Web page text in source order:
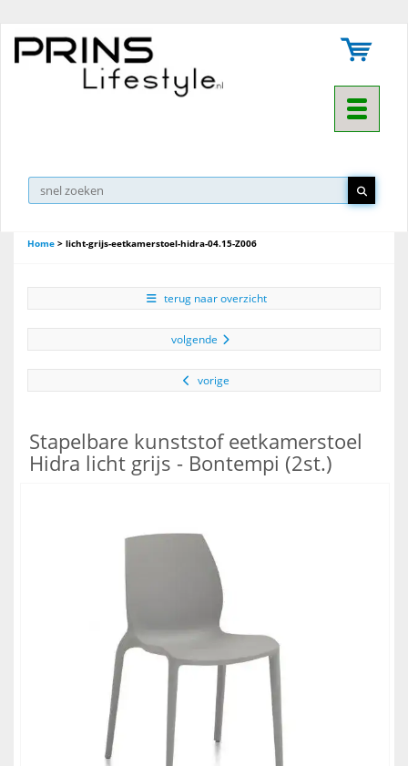
Toggle
Home > licht-grijs-eetkamerstoel-hidra-04.15-Z006
terug naar overzicht
volgende
vorige
Stapelbare kunststof eetkamerstoel
Hidra licht grijs - Bontempi (2st.)